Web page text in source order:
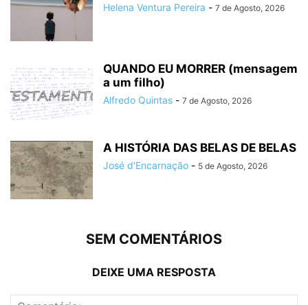
Helena Ventura Pereira - 7 de Agosto, 2026
QUANDO EU MORRER (mensagem
a um filho)
Alfredo Quintas - 7 de Agosto, 2026
A HISTÓRIA DAS BELAS DE BELAS
José d'Encarnação - 5 de Agosto, 2026
SEM COMENTÁRIOS
DEIXE UMA RESPOSTA